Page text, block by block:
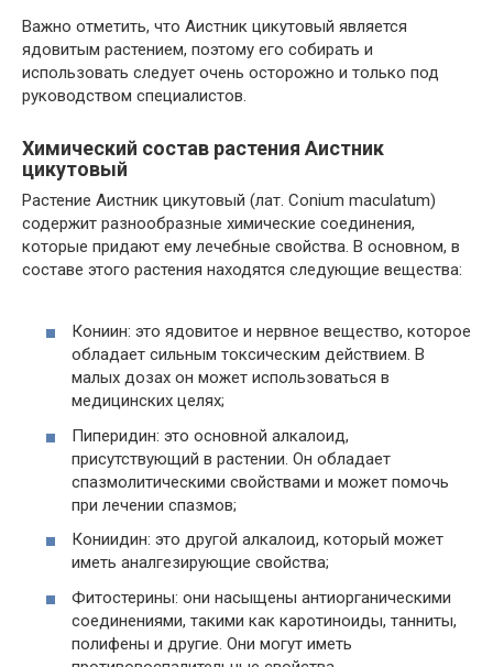
Важно отметить, что Аистник цикутовый является
ядовитым растением, поэтому его собирать и
использовать следует очень осторожно и только под
руководством специалистов.
Химический состав растения Аистник
цикутовый
Растение Аистник цикутовый (лат. Conium maculatum)
содержит разнообразные химические соединения,
которые придают ему лечебные свойства. В основном, в
составе этого растения находятся следующие вещества:
Кониин: это ядовитое и нервное вещество, которое
обладает сильным токсическим действием. В
малых дозах он может использоваться в
медицинских целях;
Пиперидин: это основной алкалоид,
присутствующий в растении. Он обладает
спазмолитическими свойствами и может помочь
при лечении спазмов;
Кониидин: это другой алкалоид, который может
иметь аналгезирующие свойства;
Фитостерины: они насыщены антиорганическими
соединениями, такими как каротиноиды, танниты,
полифены и другие. Они могут иметь